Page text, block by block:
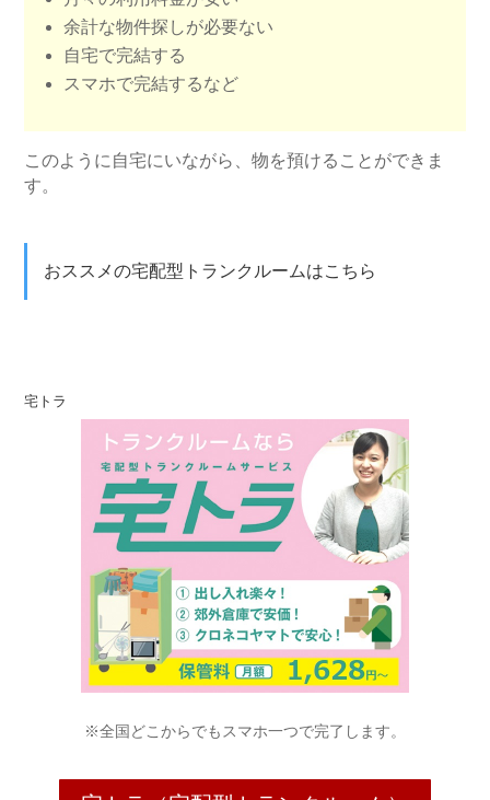
余計な物件探しが必要ない
自宅で完結する
スマホで完結するなど
このように自宅にいながら、物を預けることができま
す。
おススメの宅配型トランクルームはこちら
宅トラ
※全国どこからでもスマホ一つで完了します。